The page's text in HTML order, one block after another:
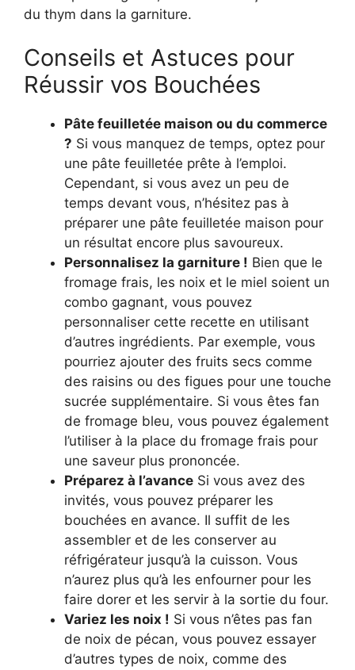
du thym dans la garniture.
Conseils et Astuces pour
Réussir vos Bouchées
Pâte feuilletée maison ou du commerce
? Si vous manquez de temps, optez pour
une pâte feuilletée prête à l’emploi.
Cependant, si vous avez un peu de
temps devant vous, n’hésitez pas à
préparer une pâte feuilletée maison pour
un résultat encore plus savoureux.
Personnalisez la garniture ! Bien que le
fromage frais, les noix et le miel soient un
combo gagnant, vous pouvez
personnaliser cette recette en utilisant
d’autres ingrédients. Par exemple, vous
pourriez ajouter des fruits secs comme
des raisins ou des figues pour une touche
sucrée supplémentaire. Si vous êtes fan
de fromage bleu, vous pouvez également
l’utiliser à la place du fromage frais pour
une saveur plus prononcée.
Préparez à l’avance Si vous avez des
invités, vous pouvez préparer les
bouchées en avance. Il suffit de les
assembler et de les conserver au
réfrigérateur jusqu’à la cuisson. Vous
n’aurez plus qu’à les enfourner pour les
faire dorer et les servir à la sortie du four.
Variez les noix ! Si vous n’êtes pas fan
de noix de pécan, vous pouvez essayer
d’autres types de noix, comme des